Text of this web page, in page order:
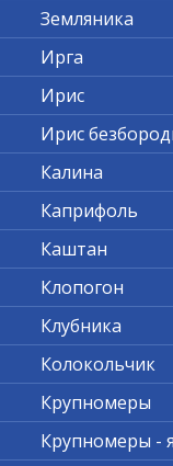
Земляника
Ирга
Ирис
Ирис
Калина
Каприфоль
Каштан
Клопогон
Клубника
Колокольчик
Крупномеры
Крупномеры -